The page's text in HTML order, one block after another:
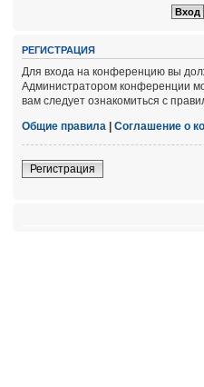
РЕГИСТРАЦИЯ
Для входа на конференцию вы
Администратором конференции
вам следует ознакомиться с
Общие правила | Соглашение о
Регистрация